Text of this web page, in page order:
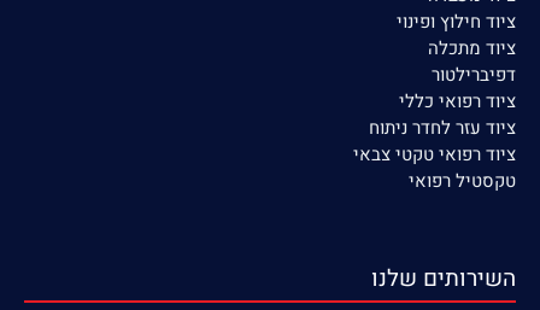
ציוד חילוץ ופינוי
ציוד מתכלה
דפיברילטור
ציוד רפואי כללי
ציוד עזר לחדר ניתוח
ציוד רפואי טקטי צבאי
טקסטיל רפואי
השירותים שלנו